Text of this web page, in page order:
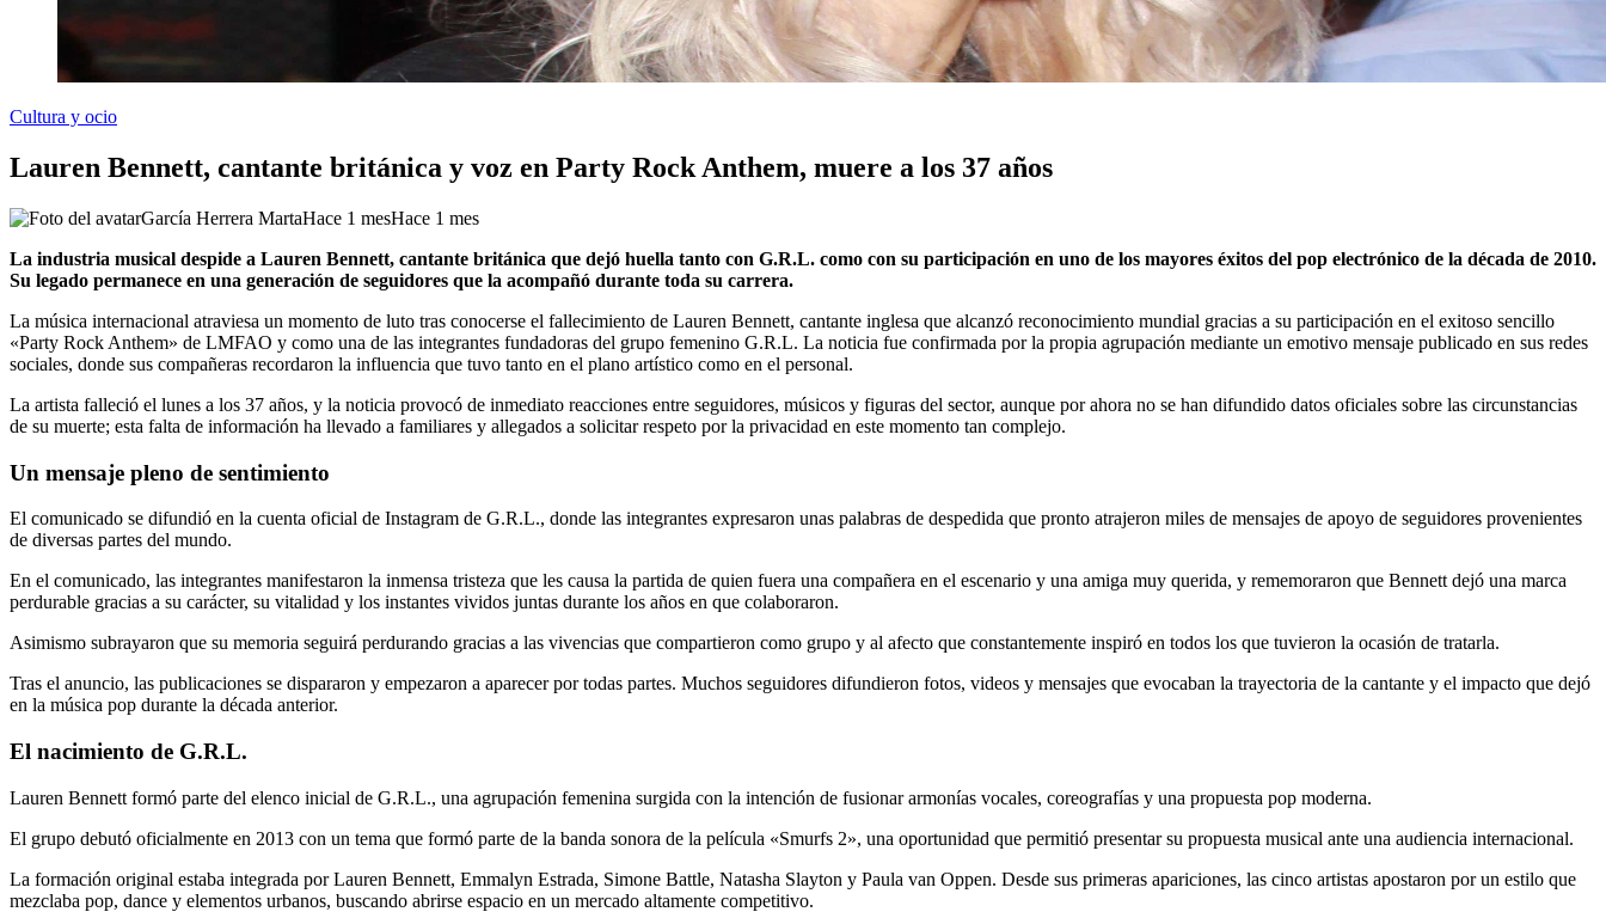
Cultura y ocio
Lauren Bennett, cantante británica y voz en Party Rock Anthem, muere a los 37 años
García Herrera MartaHace 1 mesHace 1 mes
La industria musical despide a Lauren Bennett, cantante británica que dejó huella tanto con G.R.L. como con su participación en uno de los mayores éxitos del pop electrónico de la década de 2010.
Su legado permanece en una generación de seguidores que la acompañó durante toda su carrera.
La música internacional atraviesa un momento de luto tras conocerse el fallecimiento de Lauren Bennett, cantante inglesa que alcanzó reconocimiento mundial gracias a su participación en el exitoso sencillo
«Party Rock Anthem» de LMFAO y como una de las integrantes fundadoras del grupo femenino G.R.L. La noticia fue confirmada por la propia agrupación mediante un emotivo mensaje publicado en sus redes
sociales, donde sus compañeras recordaron la influencia que tuvo tanto en el plano artístico como en el personal.
La artista falleció el lunes a los 37 años, y la noticia provocó de inmediato reacciones entre seguidores, músicos y figuras del sector, aunque por ahora no se han difundido datos oficiales sobre las circunstancias
de su muerte; esta falta de información ha llevado a familiares y allegados a solicitar respeto por la privacidad en este momento tan complejo.
Un mensaje pleno de sentimiento
El comunicado se difundió en la cuenta oficial de Instagram de G.R.L., donde las integrantes expresaron unas palabras de despedida que pronto atrajeron miles de mensajes de apoyo de seguidores provenientes
de diversas partes del mundo.
En el comunicado, las integrantes manifestaron la inmensa tristeza que les causa la partida de quien fuera una compañera en el escenario y una amiga muy querida, y rememoraron que Bennett dejó una marca
perdurable gracias a su carácter, su vitalidad y los instantes vividos juntas durante los años en que colaboraron.
Asimismo subrayaron que su memoria seguirá perdurando gracias a las vivencias que compartieron como grupo y al afecto que constantemente inspiró en todos los que tuvieron la ocasión de tratarla.
Tras el anuncio, las publicaciones se dispararon y empezaron a aparecer por todas partes. Muchos seguidores difundieron fotos, videos y mensajes que evocaban la trayectoria de la cantante y el impacto que dejó
en la música pop durante la década anterior.
El nacimiento de G.R.L.
Lauren Bennett formó parte del elenco inicial de G.R.L., una agrupación femenina surgida con la intención de fusionar armonías vocales, coreografías y una propuesta pop moderna.
El grupo debutó oficialmente en 2013 con un tema que formó parte de la banda sonora de la película «Smurfs 2», una oportunidad que permitió presentar su propuesta musical ante una audiencia internacional.
La formación original estaba integrada por Lauren Bennett, Emmalyn Estrada, Simone Battle, Natasha Slayton y Paula van Oppen. Desde sus primeras apariciones, las cinco artistas apostaron por un estilo que
mezclaba pop, dance y elementos urbanos, buscando abrirse espacio en un mercado altamente competitivo.